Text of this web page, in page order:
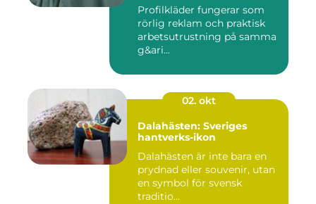
Profilkläder fungerar som
rörlig reklam och praktisk
arbetsutrustning på samma
g&ari...
02. okt
Dalahästen: Sveriges
hantverks-ikon
Dalahästen är inte bara en
prydnad eller souvenir, utan
en symbol för svensk
traditio...